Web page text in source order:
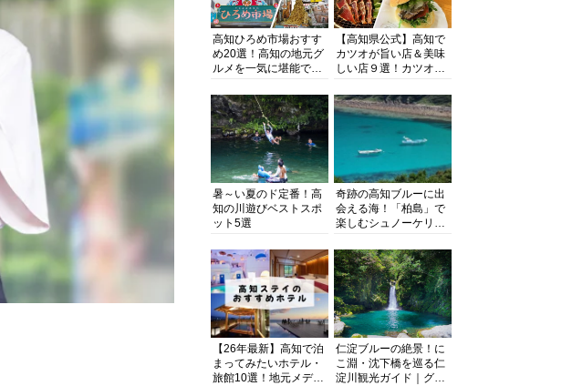
高知ひろめ市場おすす
め20選！高知の地元グ
ルメを一気に堪能でき
底解剖
【高知県公式】高知で
カツオが旨い店＆美味
しい店９選！カツオの
紹介
暑～い夏のド定番！高
知の川遊びベストスポ
ット5選
奇跡の高知ブルーに出
会える海！「柏島」で
楽しむシュノーケリン
浴にキャンプまで透明
度抜群の海の楽園を徹
底紹介
【26年最新】高知で泊
まってみたいホテル・
旅館10選！地元メディ
仁淀ブルーの絶景！に
こ淵・沈下橋を巡る仁
淀川観光ガイド｜グル